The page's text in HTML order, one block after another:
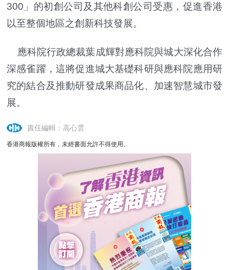
300」的初創公司及其他科創公司受惠，促進香港
以至整個地區之創新科技發展。
應科院行政總裁葉成輝對應科院與城大深化合作
深感雀躍，這將促進城大基礎科研與應科院應用研
究的結合及推動研發成果商品化、加速智慧城市發
展。
責任編輯：高心雲
香港商報版權所有，未經書面允許不得使用。